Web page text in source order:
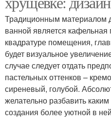
Традиционным материалом
ванной является
квадратуре помещения,
будет визуальное
случае следует отдать
пастельных оттенков –
сиреневый, голубой.
желательно разбавить
создания более уютной в